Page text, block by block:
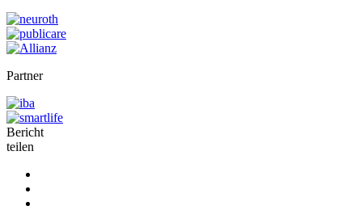
Partner
Bericht
teilen